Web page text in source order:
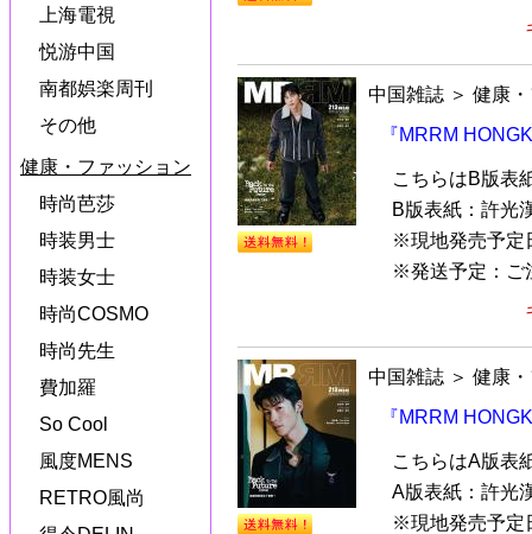
上海電視
悦游中国
南都娯楽周刊
その他
健康・ファッション
時尚芭莎
時装男士
時装女士
時尚COSMO
時尚先生
費加羅
So Cool
風度MENS
RETRO風尚
中国雑誌 ＞ 健康
『MRRM
こちらはB版表
B版表紙：許光
※現地発売予定
※発送予定：ご
中国雑誌 ＞ 健康
『MRRM
こちらはA版表
A版表紙：許光
※現地発売予定